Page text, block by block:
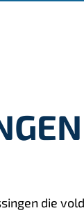
die